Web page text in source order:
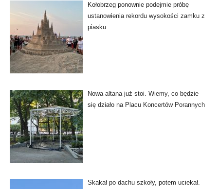
Kołobrzeg ponownie podejmie próbę
ustanowienia rekordu wysokości zamku z
piasku
Nowa altana już stoi. Wiemy, co będzie
się działo na Placu Koncertów Porannych
Skakał po dachu szkoły, potem uciekał.